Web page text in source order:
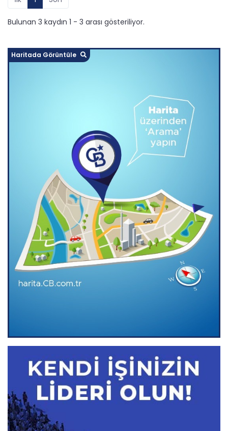
Bulunan 3 kaydın 1 - 3 arası gösteriliyor.
Haritada Görüntüle